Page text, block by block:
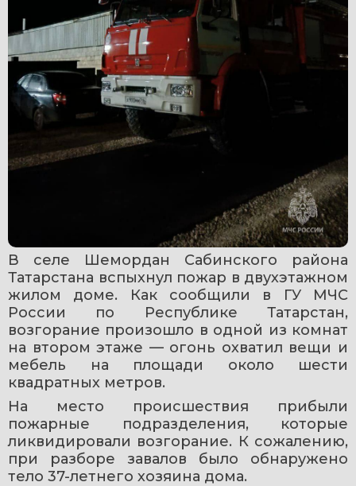
В селе Шемордан Сабинского района
Татарстана вспыхнул пожар в двухэтажном
жилом доме. Как сообщили в ГУ МЧС
России по Республике Татарстан,
возгорание произошло в одной из комнат
на втором этаже — огонь охватил вещи и
мебель на площади около шести
квадратных метров.
На место происшествия прибыли
пожарные подразделения, которые
ликвидировали возгорание. К сожалению,
при разборе завалов было обнаружено
тело 37-летнего хозяина дома.